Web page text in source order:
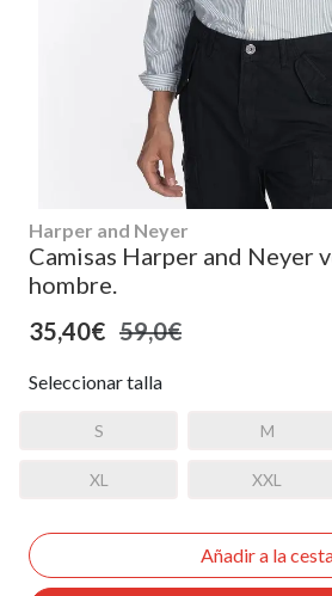
Harper and Neyer
Camisas Harper and Neyer
hombre.
35,40€ 59,0€
Seleccionar talla
S M
XL XXL